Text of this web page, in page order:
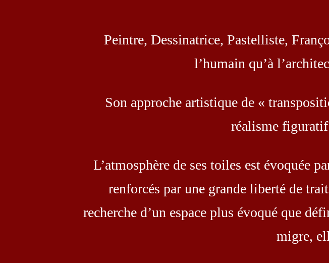
Peintre, Dessinatrice, Pastelliste,
l’humain qu’à
Son approche artistique de «
réalisme
L’atmosphère de ses toiles est évoquée
renforcés par une grande liberté de
recherche d’un espace plus évoqué que
migre,